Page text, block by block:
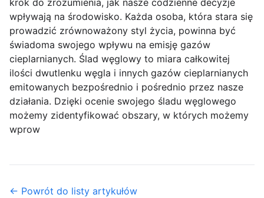
krok do zrozumienia, jak nasze codzienne decyzje
wpływają na środowisko. Każda osoba, która stara się
prowadzić zrównoważony styl życia, powinna być
świadoma swojego wpływu na emisję gazów
cieplarnianych. Ślad węglowy to miara całkowitej
ilości dwutlenku węgla i innych gazów cieplarnianych
emitowanych bezpośrednio i pośrednio przez nasze
działania. Dzięki ocenie swojego śladu węglowego
możemy zidentyfikować obszary, w których możemy
wprow
← Powrót do listy artykułów